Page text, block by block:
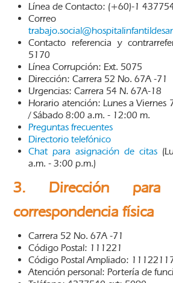
Línea de Contacto: (+60)-1
Correo
Contacto referencia y
5170
Línea Corrupción: Ext. 5075
Dirección: Carrera 52 No. 67A -71
Urgencias: Carrera 54 N. 67A-18
Horario atención: Lunes a Viernes
/ Sábado 8:00 a.m. - 12:00 m.
Preguntas frecuentes
Directorio telefónico
Chat para asignación de citas
a.m. - 3:00 p.m.)
3. Dirección
correspondencia física
Carrera 52 No. 67A -71
Código Postal: 111221
Código Postal Ampliado:
Atención personal: Portería de